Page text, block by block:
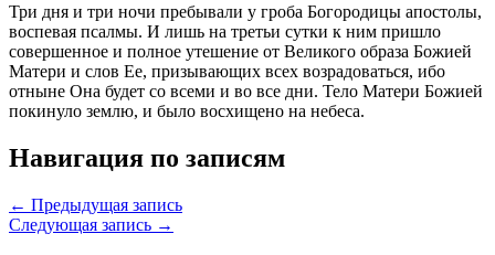
Три дня и три ночи пребывали у гроба Богородицы апостолы,
воспевая псалмы. И лишь на третьи сутки к ним пришло
совершенное и полное утешение от Великого образа Божией
Матери и слов Ее, призывающих всех возрадоваться, ибо
отныне Она будет со всеми и во все дни. Тело Матери Божией
покинуло землю, и было восхищено на небеса.
Навигация по записям
← Предыдущая запись
Следующая запись →